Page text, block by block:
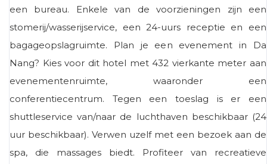
een bureau. Enkele van de voorzieningen zijn een
stomerij/wasserijservice, een 24-uurs receptie en een
bagageopslagruimte. Plan je een evenement in Da
Nang? Kies voor dit hotel met 432 vierkante meter aan
evenementenruimte, waaronder een
conferentiecentrum. Tegen een toeslag is er een
shuttleservice van/naar de luchthaven beschikbaar (24
uur beschikbaar). Verwen uzelf met een bezoek aan de
spa, die massages biedt. Profiteer van recreatieve